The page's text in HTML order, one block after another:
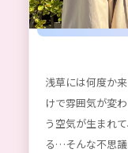
浅草には何度か
けで雰囲気が変
う空気が生まれ
る…そんな不思議